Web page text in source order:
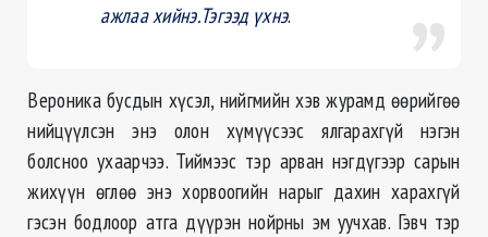
ажлаа хийнэ.Тэгээд үхнэ.
Вероника бусдын хүсэл, нийгмийн хэв журамд өөрийгөө
нийцүүлсэн энэ олон хүмүүсээс ялгарахгүй нэгэн
болсноо ухаарчээ. Тиймээс тэр арван нэгдүгээр сарын
жихүүн өглөө энэ хорвоогийн нарыг дахин харахгүй
гэсэн бодлоор атга дүүрэн нойрны эм уучхав. Гэвч тэр